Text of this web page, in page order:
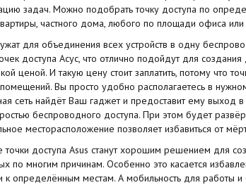
задач. Можно подобрать точку доступа по
частного дома, любого по площади офиса
для объединения всех устройств в одну
доступа Асус, что отлично подойдут для
ценой. И такую цену стоит заплатить, потому что
Вы просто удобно располагаетесь в
сеть найдёт Ваш гаджет и предоставит ему выход в
беспроводного доступа. При этом будет
месторасположение позволяет избавиться от
доступа Asus станут хорошим решением для
по многим причинам. Особенно это касается
к определённым местам. А мобильность для